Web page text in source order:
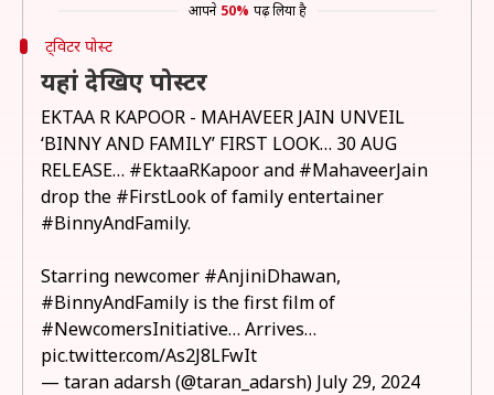
आपने 50% पढ़ लिया है
ट्विटर पोस्ट
यहां देखिए पोस्टर
EKTAA R KAPOOR - MAHAVEER JAIN UNVEIL
‘BINNY AND FAMILY’ FIRST LOOK… 30 AUG
RELEASE… #EktaaRKapoorand #MahaveerJain
drop the #FirstLookof family entertainer
#BinnyAndFamily.
Starring newcomer #AnjiniDhawan,
#BinnyAndFamily is the first film of
#NewcomersInitiative… Arrives…
pic.twitter.com/As2J8LFwIt
— taran adarsh (@taran_adarsh) July 29, 2024